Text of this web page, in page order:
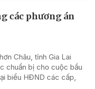
các phương án
Châu, tỉnh Gia Lai
chuẩn bị cho cuộc bầu
biểu HĐND các cấp,